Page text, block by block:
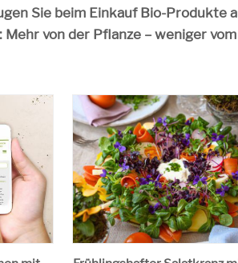
Sie beim Einkauf Bio-Produkte
Mehr von der Pflanze – weniger